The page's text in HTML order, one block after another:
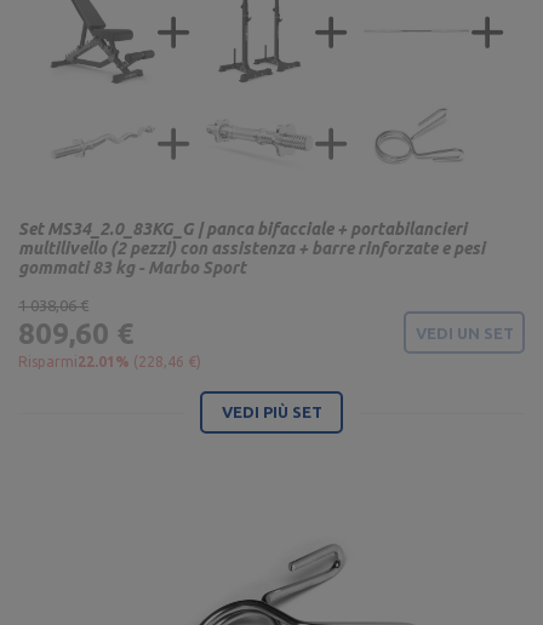
1 038,06 €
809,60 €
Risparmi22.01% (228,46 €)
VEDI UN SET
Set MS34_2.0_83KG_G | panca bifacciale + portabilancieri
multilivello (2 pezzi) con assistenza + barre rinforzate e pesi
gommati 83 kg - Marbo Sport
VEDI PIÙ SET